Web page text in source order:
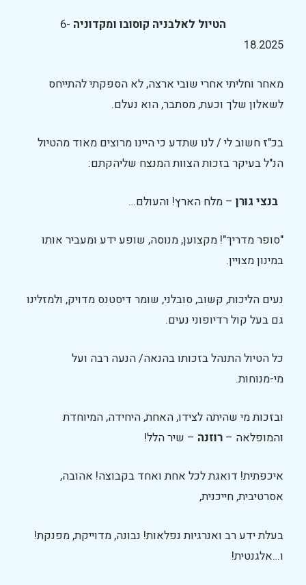
הטיול לאלבניה קוסובו ומקדוניה 6-
18.2025
מאחר וחליתי אחרי שובי ארצה, לא הספקתי להתייחס
לשאלון שלך וכעת, מסתבר, הוא נעלם.
בכ"ז חשוב לי / לנו שתדע כי היינו מרוצים מאוד מהטיול
הנ"ל בעיקר בזכות הצוות המנצח שליהקתם:
בנצי גורן– מלח הארץ! והעולם…
"סופר מדריך"! מקצוען, מנוסה, שופע ידע ומעביר אותו
במינון מצויין.
נעים הליכות, קשוב, סובלני, שומר דיסטנס מדויק, ולמזלינו
גם בעל קול רדיופוני נעים.
כל הטיול התנהל בזכותו בהנאה/ הנעה רבה ועל
מי-מנוחות.
ובזכות מי שהיתה לצידו, האחת, היחידה, המיוחדת
והמופלאה – רוזנה – שיר הלל!
איכפתית! דואגת לכל אחת ואחד בקבוצה! אהובה,
אסרטיבית, חייכנית,
בעלת ידע רב ואנרגיות נפלאות! נבונה, מדוייקת, מפנקת!
ו…אלגנטית!